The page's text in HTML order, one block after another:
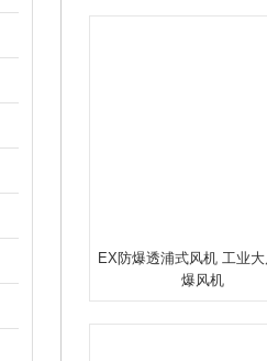
EX防爆透浦式风机 工业
爆风机